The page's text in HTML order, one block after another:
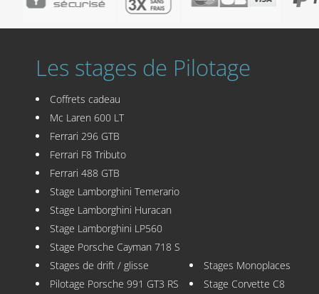
Les stages de Pilotage
Coffrets cadeau
Mc Laren 600 LT
Ferrari 296 GTB
Ferrari F8 Tributo
Ferrari 488 GTB
Stage Lamborghini Temerario
Stage Lamborghini Huracan
Stage Lamborghini LP560
Stage Porsche Cayman 718 S
Stages de drift / glisse
Pilotage Porsche 991 GT3 RS
Stages Monoplaces
Stage Corvette C8